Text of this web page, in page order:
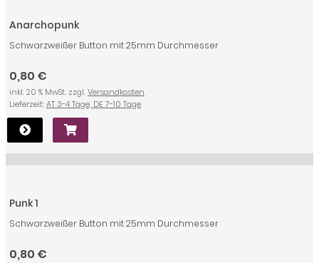
Anarchopunk
Schwarzweißer Button mit 25mm Durchmesser
0,80 €
inkl. 20 % MwSt. zzgl.Versandkosten
Lieferzeit:AT 3-4 Tage, DE 7-10 Tage
Punk 1
Schwarzweißer Button mit 25mm Durchmesser
0,80 €